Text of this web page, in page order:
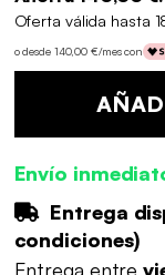
Oferta válida hasta
o desde 140,00 €/mes con
Envío
Entrega
condiciones)
Entrega entre